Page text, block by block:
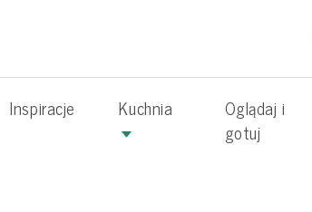
Inspiracje Kuchnia
Oglądaj i
gotuj